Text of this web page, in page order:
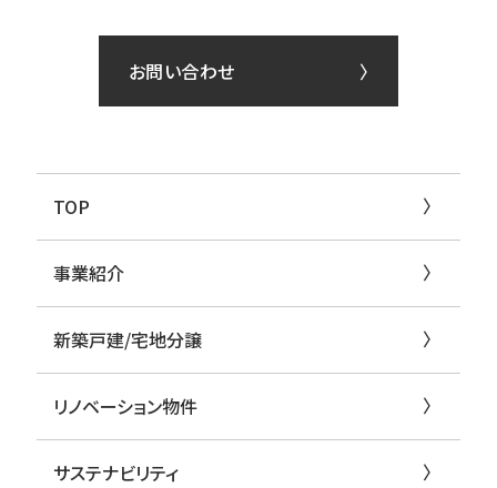
TOP
事業紹介
新築戸建/宅地分譲
リノベーション物件
サステナビリティ
お問い合わせ